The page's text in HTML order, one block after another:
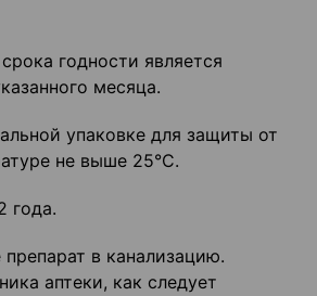
годности является
месяца.
упаковке для защиты от
не выше 25°C.
года.
в канализацию.
аптеки, как следует